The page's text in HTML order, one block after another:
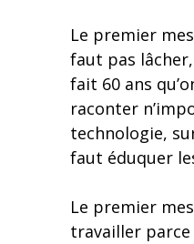
Le premier
faut pas
fait 60 ans
raconter
technologie,
faut éduquer
Le premier
travailler parce